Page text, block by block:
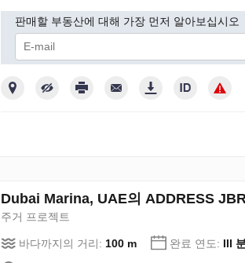
판매할 부동산에 대해 가장 먼저 알아보십시오
Dubai Marina, UAE의 ADDRESS
주거 프로젝트
바다까지의 거리: 100 m 완료 연도: III